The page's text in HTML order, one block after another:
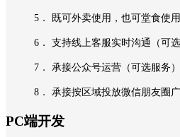
5． 既可外卖使用，也可堂食使用
6． 支持线上客服实时沟通（可选
7． 承接公众号运营（可选服务）
8． 承接按区域投放微信朋友圈
PC端开发